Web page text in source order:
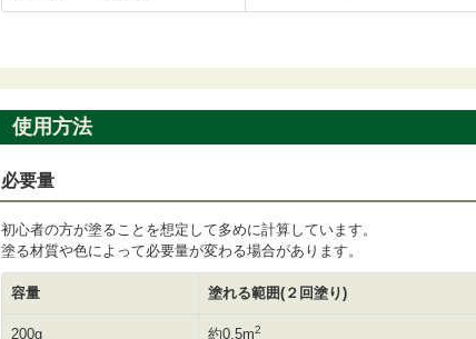
使用方法
必要量
初心者の方が塗ることを想定して多めに計算しています。
塗る材質や色によって必要量が変わる場合があります。
容量 塗れる範囲(２回塗り)
200g 約0.5m2